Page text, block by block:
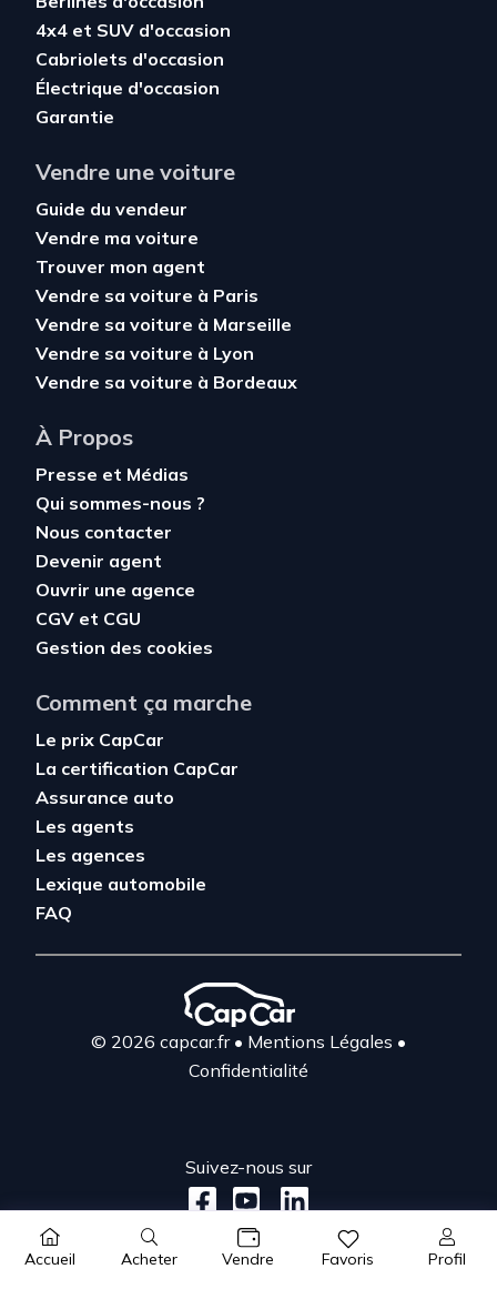
Accueil Acheter Vendre Favoris Profil
4x4 et SUV d'occasion
Cabriolets d'occasion
Électrique d'occasion
Garantie
Vendre une voiture
Guide du vendeur
Vendre ma voiture
Trouver mon agent
Vendre sa voiture à Paris
Vendre sa voiture à Marseille
Vendre sa voiture à Lyon
Vendre sa voiture à Bordeaux
À Propos
Presse et Médias
Qui sommes-nous ?
Nous contacter
Devenir agent
Ouvrir une agence
CGV et CGU
Gestion des cookies
Comment ça marche
Le prix CapCar
La certification CapCar
Assurance auto
Les agents
Les agences
Lexique automobile
FAQ
© 2026 capcar.fr• Mentions Légales •
Confidentialité
Suivez-nous sur